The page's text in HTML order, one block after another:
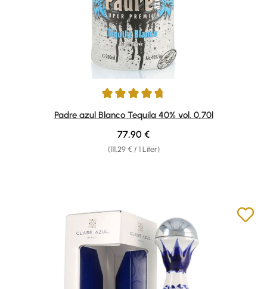
Durchschnittliche Bewertung von 4.64 von 5 Sternen
Padre azul Blanco Tequila 40% vol. 0,70l
(111,29 € / 1 Liter)
Regulärer Preis:
77,90 €